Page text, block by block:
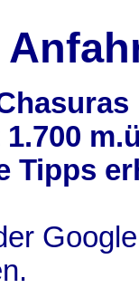
Tipps